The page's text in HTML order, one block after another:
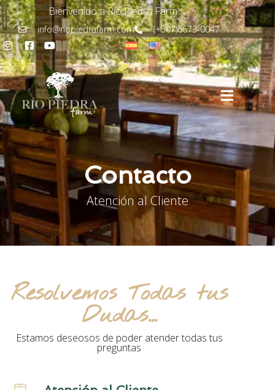
Bienvenido a Río Piedra Farm
info@riopiedrafarm.com (+507)6673-0047
Contacto
Atención al Cliente
Resolvemos Todas tus
Dudas...
Estamos deseosos de poder atender todas tus
preguntas